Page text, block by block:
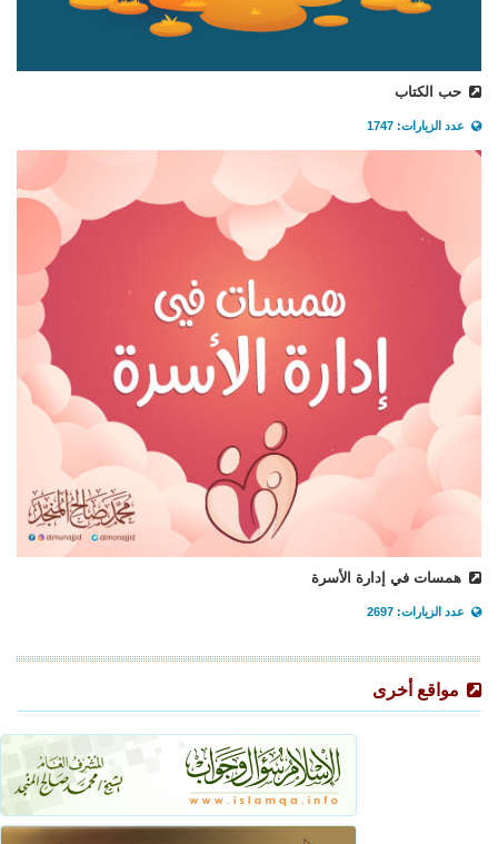
حب الكتاب
عدد الزيارات: 1747
همسات في إدارة الأسرة
عدد الزيارات: 2697
مواقع أخرى